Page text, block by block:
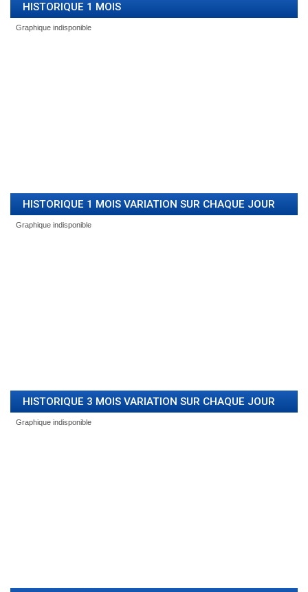
HISTORIQUE 1 MOIS
HISTORIQUE 1 MOIS VARIATION SUR CHAQUE JOUR
HISTORIQUE 3 MOIS VARIATION SUR CHAQUE JOUR